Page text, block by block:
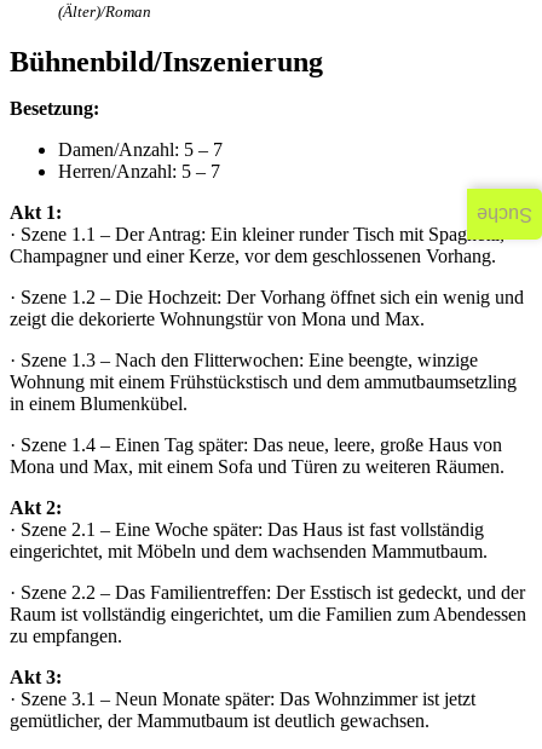
(Älter)/Roman
Bühnenbild/Inszenierung
Besetzung:
Damen/Anzahl: 5 – 7
Herren/Anzahl: 5 – 7
Akt 1:
· Szene 1.1 – Der Antrag: Ein kleiner runder Tisch mit Spaghetti,
Champagner und einer Kerze, vor dem geschlossenen Vorhang.
· Szene 1.2 – Die Hochzeit: Der Vorhang öffnet sich ein wenig und
zeigt die dekorierte Wohnungstür von Mona und Max.
· Szene 1.3 – Nach den Flitterwochen: Eine beengte, winzige
Wohnung mit einem Frühstückstisch und dem ammutbaumsetzling
in einem Blumenkübel.
· Szene 1.4 – Einen Tag später: Das neue, leere, große Haus von
Mona und Max, mit einem Sofa und Türen zu weiteren Räumen.
Akt 2:
· Szene 2.1 – Eine Woche später: Das Haus ist fast vollständig
eingerichtet, mit Möbeln und dem wachsenden Mammutbaum.
· Szene 2.2 – Das Familientreffen: Der Esstisch ist gedeckt, und der
Raum ist vollständig eingerichtet, um die Familien zum Abendessen
zu empfangen.
Akt 3:
· Szene 3.1 – Neun Monate später: Das Wohnzimmer ist jetzt
gemütlicher, der Mammutbaum ist deutlich gewachsen.
Suche